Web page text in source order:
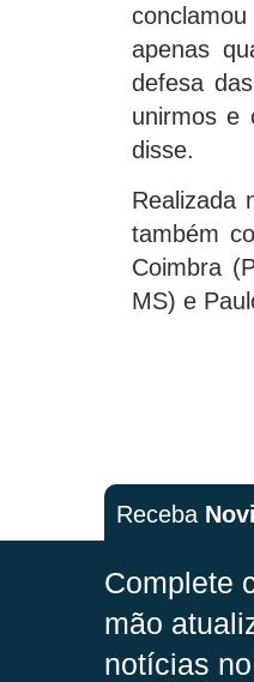
apenas
defesa
unirmos e
disse.
Realizada
também
Coimbra
MS) e
Receba
Complete
mão
notícias